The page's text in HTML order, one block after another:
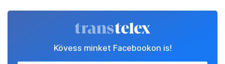
Kövess minket Facebookon is!